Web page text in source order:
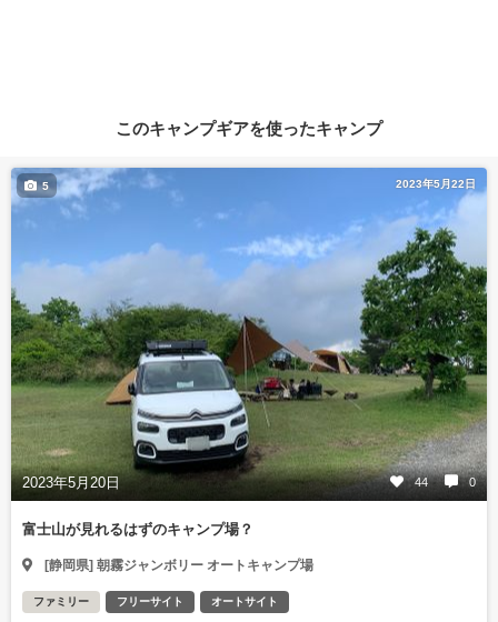
このキャンプギアを使ったキャンプ
2023年5月22日
2023年5月20日 44 0
5
富士山が見れるはずのキャンプ場？
[静岡県] 朝霧ジャンボリー オートキャンプ場
ファミリー フリーサイト オートサイト